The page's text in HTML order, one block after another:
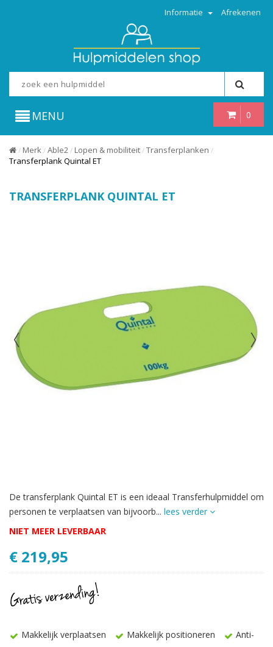
Informatie Afrekenen
0
MENU
/ Merk / Able2 / Lopen & mobiliteit / Transferplanken /
Transferplank Quintal ET
TRANSFERPLANK QUINTAL ET
De transferplank Quintal ET is een ideaal Transferhulpmiddel om
personen te verplaatsen van bijvoorb... lees verder
NIET MEER LEVERBAAR
€ 219,95
Makkelijk verplaatsen Makkelijk positioneren
Anti-